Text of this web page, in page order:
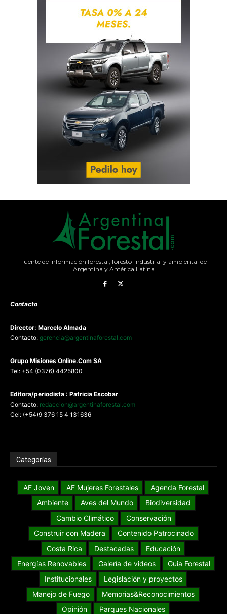
Fuente de información forestal, foresto-industrial y ambiental de
Argentina y América Latina
Contacto
Director: Marcelo Almada
Contacto: gerencia@argentinaforestal.com
Grupo Misiones Online.Com SA
Tel: +54 (0376) 4425800
Editora/periodista : Patricia Escobar
Contacto: redaccion@argentinaforestal.com
Cel: (+54)9 376 15 4 131636
Categorías
AF Joven AF Mujeres Forestales
Agenda Forestal
Ambiente
Aves del Mundo
Biodiversidad
Cambio Climático
Conservación
Construir con Madera
Contenido Patrocinado
Costa Rica
Destacadas
Educación
Energías Renovables
Galería de videos
Guia Forestal
Institucionales
Legislación y proyectos
Manejo de Fuego
Memorias&Reconocimientos
Opinión
Parques Nacionales